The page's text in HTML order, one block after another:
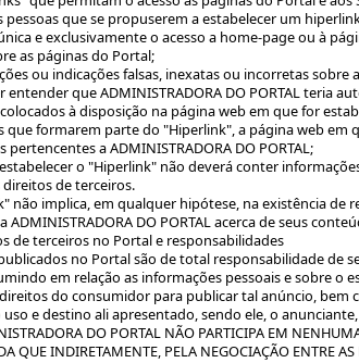
pessoas que se propuserem a estabelecer um
e exclusivamente o acesso a home-page ou à
as páginas do Portal;
ou indicações falsas, inexatas ou incorretas sobre
entender que ADMINISTRADORA DO PORTAL
à disposição na página web em que for
que formarem parte do "Hiperlink", a página web
a ADMINISTRADORA DO PORTAL;
o "Hiperlink" não deverá conter
de terceiros.
não implica, em qualquer hipótese, na existência de
DO PORTAL acerca de seus
de terceiros no Portal e responsabilidades
no Portal são de total responsabilidade de
em relação as informações pessoais e sobre
do consumidor para publicar tal anúncio,
e destino ali apresentado, sendo ele, o
DO PORTAL NÃO PARTICIPA EM
QUE INDIRETAMENTE, PELA NEGOCIAÇÃO ENTRE